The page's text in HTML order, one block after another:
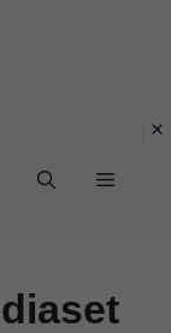
Menu